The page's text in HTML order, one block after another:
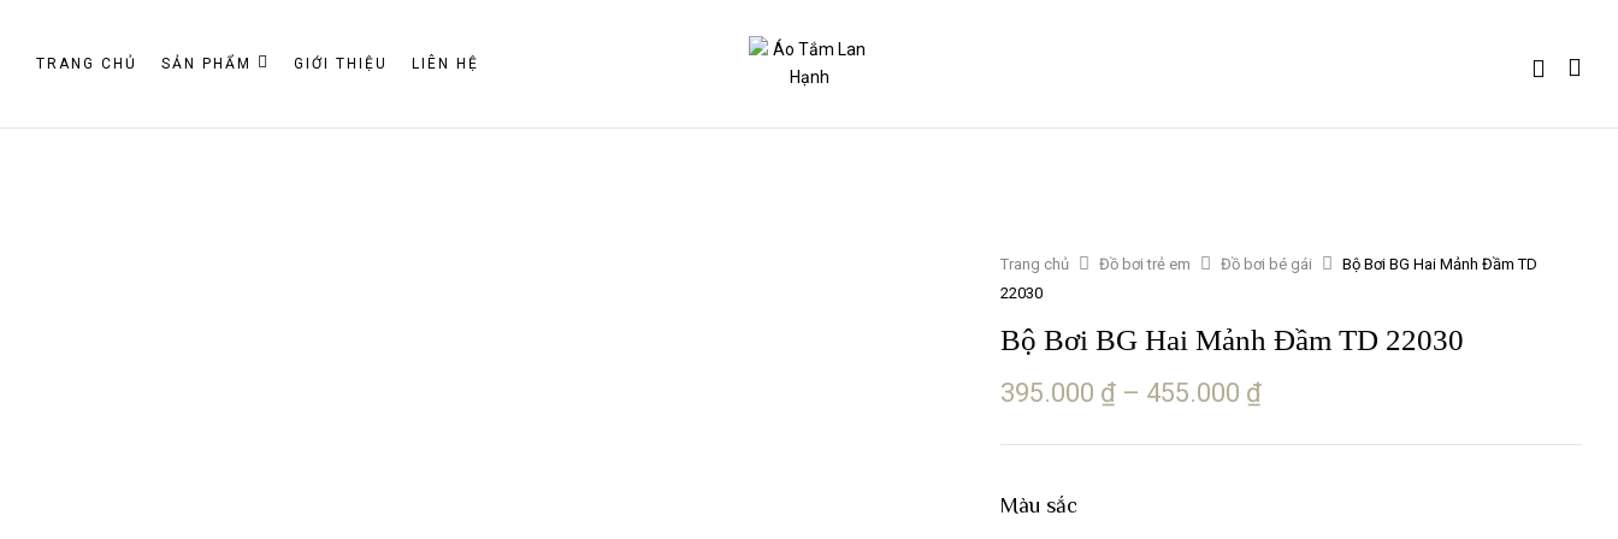
TRANG CHỦ SẢN PHẨM GIỚI THIỆU LIÊN HỆ
Trang chủ Đồ bơi trẻ em Đồ bơi bé gái
Bộ Bơi BG Hai Mảnh Đầm TD
22030
Bộ Bơi BG Hai Mảnh Đầm TD 22030
395.000 ₫ – 455.000 ₫
Màu sắc